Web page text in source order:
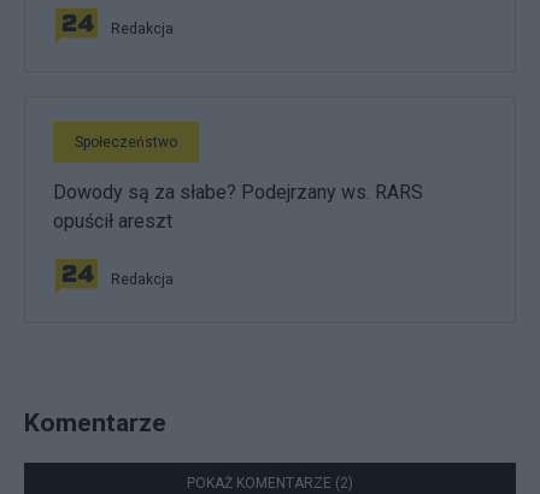
Redakcja
Społeczeństwo
Dowody są za słabe? Podejrzany ws. RARS
opuścił areszt
Redakcja
Komentarze
POKAŻ KOMENTARZE (2)